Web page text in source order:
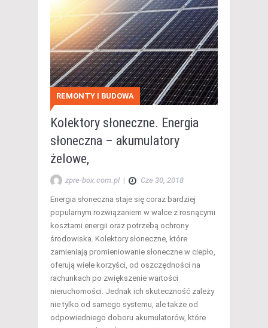
REMONTY I BUDOWA
Kolektory słoneczne. Energia
słoneczna – akumulatory
żelowe,
zpre-box.com.pl | Cze 30, 2018
Energia słoneczna staje się coraz bardziej
popularnym rozwiązaniem w walce z rosnącymi
kosztami energii oraz potrzebą ochrony
środowiska. Kolektory słoneczne, które
zamieniają promieniowanie słoneczne w ciepło,
oferują wiele korzyści, od oszczędności na
rachunkach po zwiększenie wartości
nieruchomości. Jednak ich skuteczność zależy
nie tylko od samego systemu, ale także od
odpowiedniego doboru akumulatorów, które